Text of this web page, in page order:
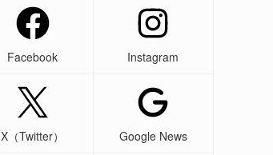
Facebook Instagram
X（Twitter） Google News